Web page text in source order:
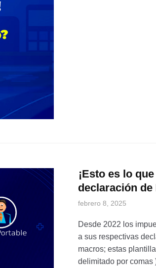
¡Esto es lo
declaración de
febrero 8, 2025
Desde 2022 los
a sus respectivas
macros; estas
delimitado por comas